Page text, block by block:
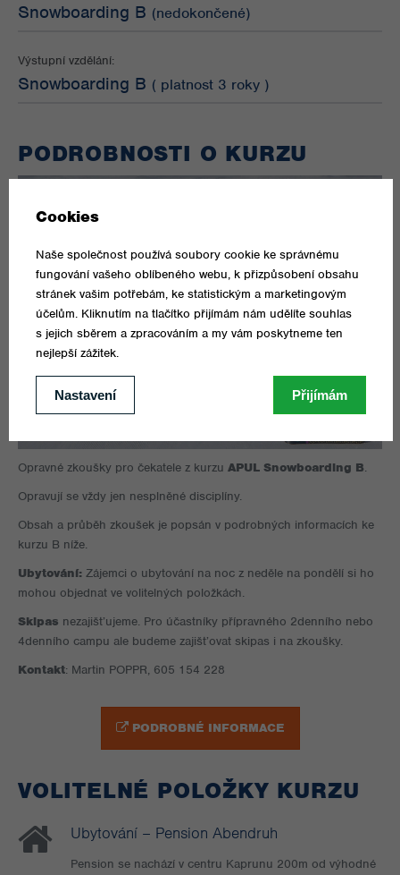
Snowboarding B (nedokončené)
Výstupní vzdělání:
Snowboarding B ( platnost 3 roky )
PODROBNOSTI O KURZU
Opravné zkoušky pro čekatele z kurzu APUL Snowboarding B.
Opravují se vždy jen nesplněné disciplíny.
Obsah a průběh zkoušek je popsán v podrobných informacích ke
kurzu B níže.
Ubytování: Zájemci o ubytování na noc z neděle na pondělí si ho
mohou objednat ve volitelných položkách.
Skipas nezajišťujeme. Pro účastníky přípravného 2denního nebo
4denního campu ale budeme zajišťovat skipas i na zkoušky.
Kontakt: Martin POPPR, 605 154 228
PODROBNÉ INFORMACE
VOLITELNÉ POLOŽKY KURZU
Ubytování – Pension Abendruh
Pension se nachází v centru Kaprunu 200m od výhodné